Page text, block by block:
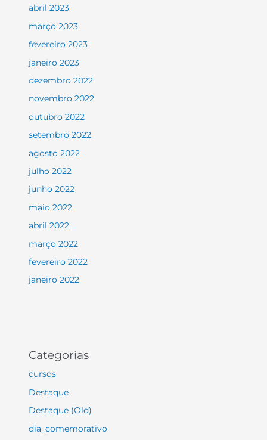
abril 2023
março 2023
fevereiro 2023
janeiro 2023
dezembro 2022
novembro 2022
outubro 2022
setembro 2022
agosto 2022
julho 2022
junho 2022
maio 2022
abril 2022
março 2022
fevereiro 2022
janeiro 2022
Categorias
cursos
Destaque
Destaque (Old)
dia_comemorativo